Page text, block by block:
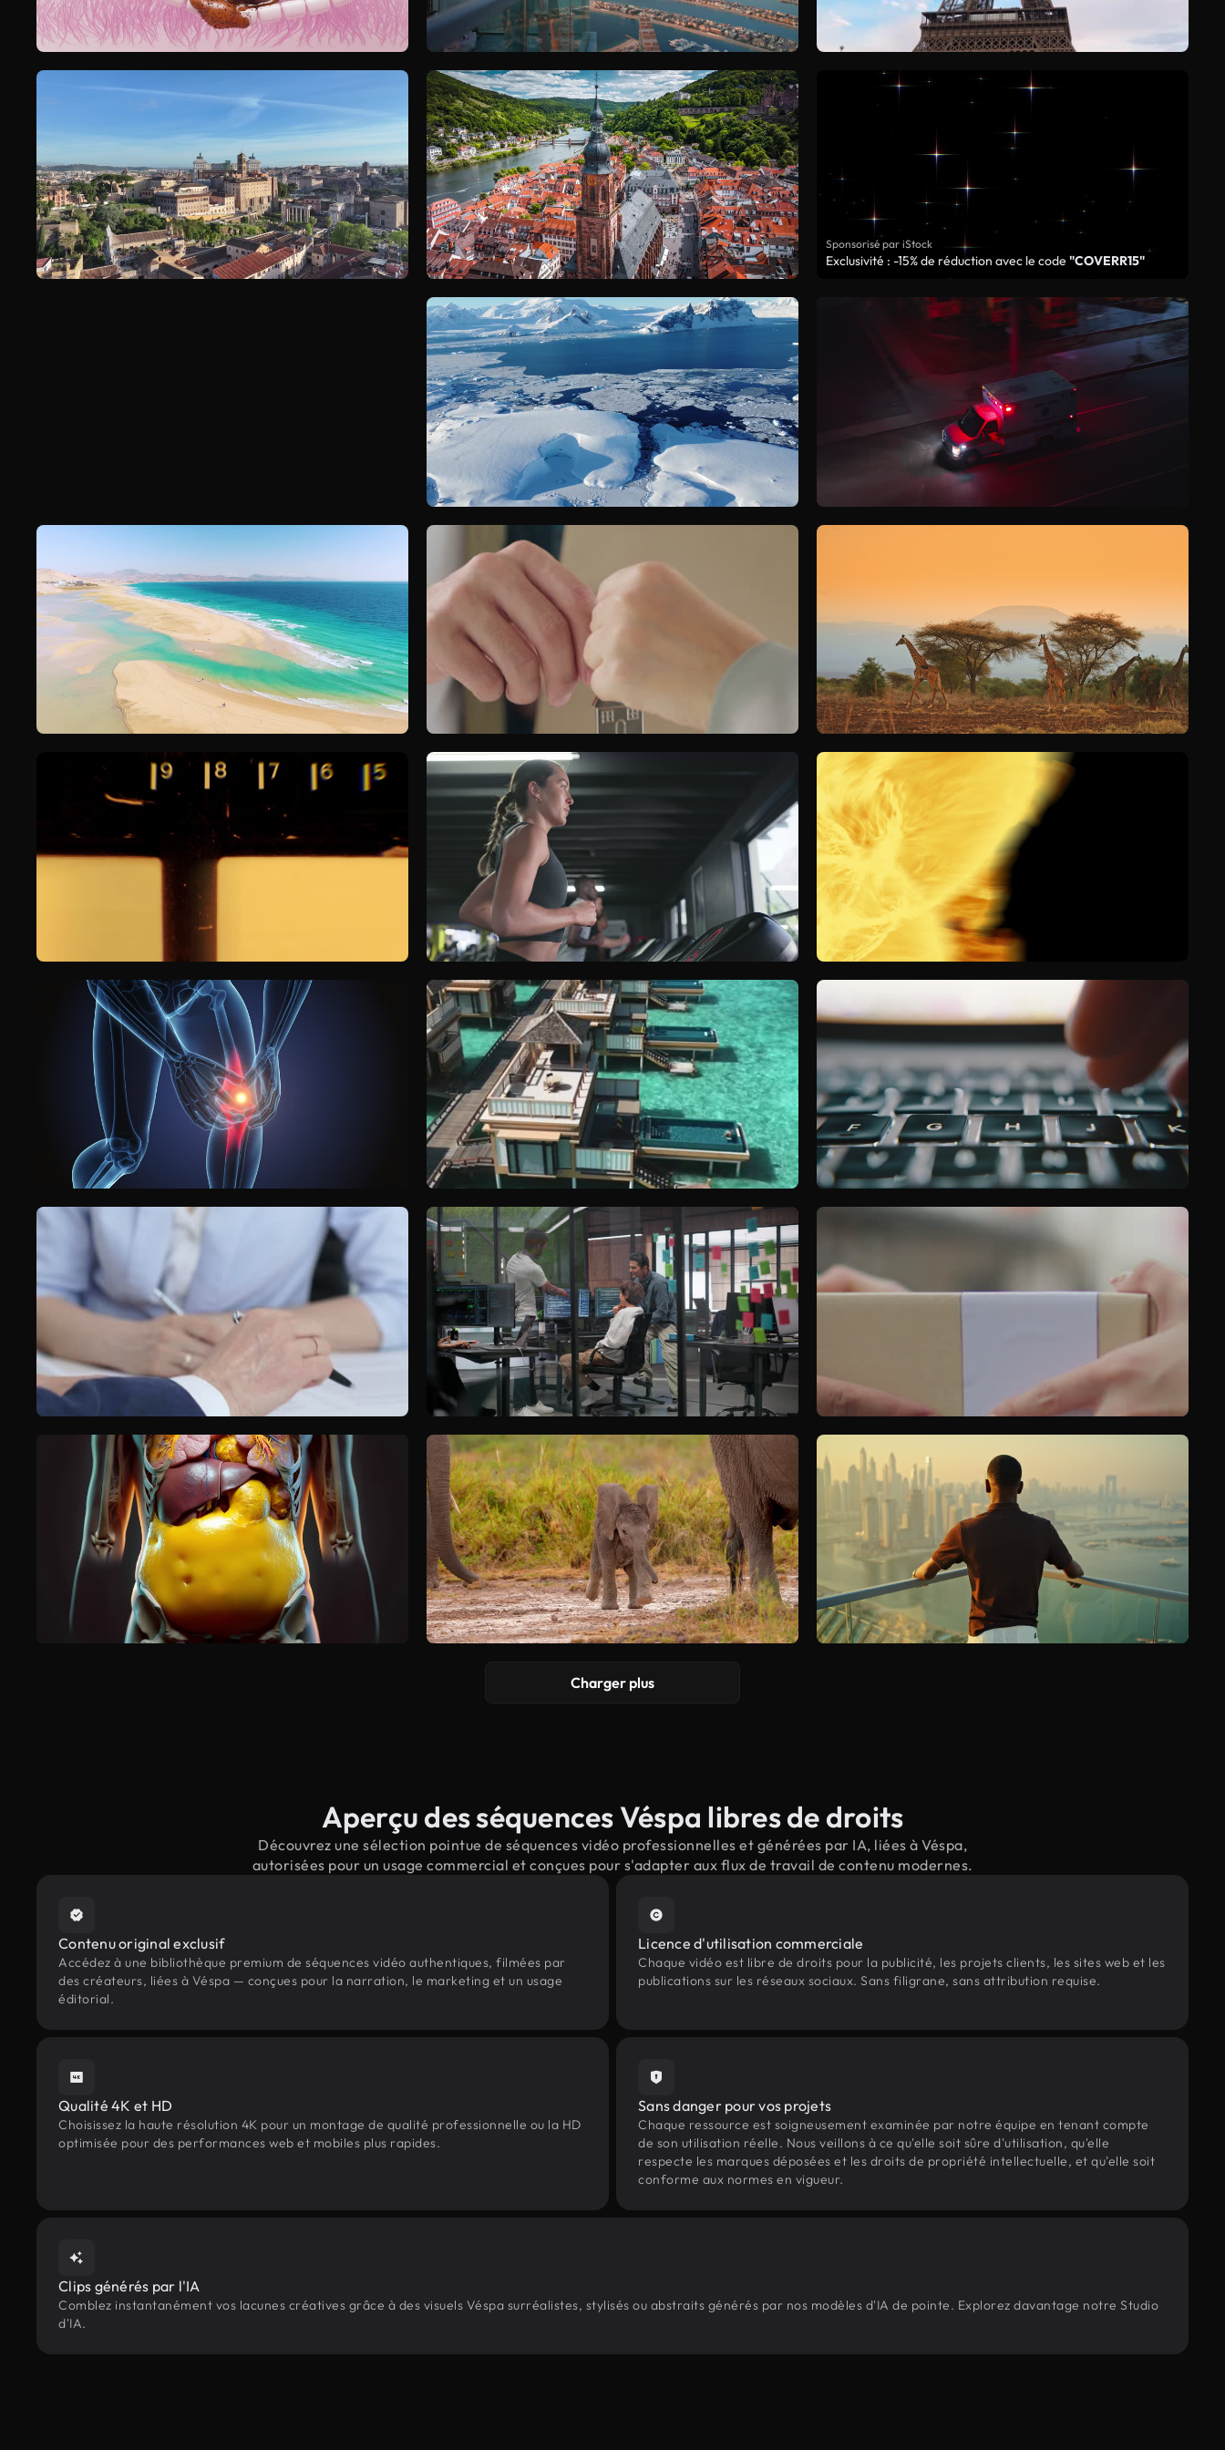
Sponsorisé par iStock
Exclusivité : -15% de réduction avec le code "COVERR15"
Charger plus
Aperçu des séquences Véspa libres de droits
Découvrez une sélection pointue de séquences vidéo professionnelles et générées par IA, liées à Véspa,
autorisées pour un usage commercial et conçues pour s'adapter aux flux de travail de contenu modernes.
Contenu original exclusif
Accédez à une bibliothèque premium de séquences vidéo authentiques, filmées par
des créateurs, liées à Véspa — conçues pour la narration, le marketing et un usage
éditorial.
Licence d'utilisation commerciale
Chaque vidéo est libre de droits pour la publicité, les projets clients, les sites web et les
publications sur les réseaux sociaux. Sans filigrane, sans attribution requise.
Qualité 4K et HD
Choisissez la haute résolution 4K pour un montage de qualité professionnelle ou la HD
optimisée pour des performances web et mobiles plus rapides.
Sans danger pour vos projets
Chaque ressource est soigneusement examinée par notre équipe en tenant compte
de son utilisation réelle. Nous veillons à ce qu'elle soit sûre d'utilisation, qu'elle
respecte les marques déposées et les droits de propriété intellectuelle, et qu'elle soit
conforme aux normes en vigueur.
Clips générés par l'IA
Comblez instantanément vos lacunes créatives grâce à des visuels Véspa surréalistes, stylisés ou abstraits générés par nos modèles d'IA de pointe. Explorez davantage notre Studio
d'IA.